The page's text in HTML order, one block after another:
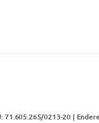
71.605.265/0213-20 |